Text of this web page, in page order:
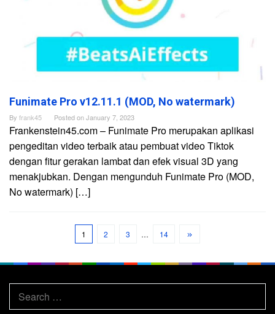
Funimate Pro v12.11.1 (MOD, No watermark)
By frank45 Posted onJanuary 7, 2023
Frankenstein45.com – Funimate Pro merupakan aplikasi
pengeditan video terbaik atau pembuat video Tiktok
dengan fitur gerakan lambat dan efek visual 3D yang
menakjubkan. Dengan mengunduh Funimate Pro (MOD,
No watermark) […]
1 2 3 … 14
Search
for: